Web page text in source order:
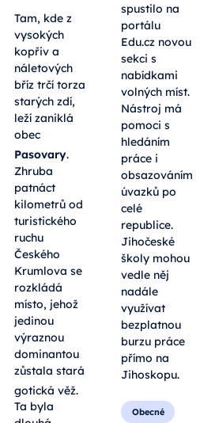
Tam, kde z
vysokých
kopřiv a
náletových
bříz trčí torza
starých zdí,
leží zaniklá
obec
Pasovary.
Zhruba
patnáct
kilometrů od
turistického
ruchu
Českého
Krumlova se
rozkládá
místo, jehož
jedinou
výraznou
dominantou
zůstala stará
gotická věž.
Ta byla
spustilo na
portálu
Edu.cz novou
sekci s
nabídkami
volných míst.
Nástroj má
pomoci s
hledáním
práce i
obsazováním
úvazků po
celé
republice.
Jihočeské
školy mohou
vedle něj
nadále
využívat
bezplatnou
burzu práce
přímo na
Jihoskopu.
Obecné